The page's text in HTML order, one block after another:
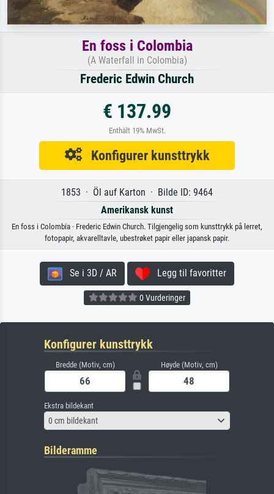
En foss i Colombia
(A Waterfall in Colombia)
Frederic Edwin Church
€ 137.99
Enthält 19% MwSt.
Konfigurer kunsttrykk
1853 · Öl auf Karton · Bilde ID: 9464
Amerikansk kunst
En foss i Colombia · Frederic Edwin Church. Tilgjengelig som kunsttrykk på lerret,
fotopapir, akvarelltavle, ubestrøket papir eller japansk papir.
Se i 3D / AR Legg til favoritter
0 Vurderinger
Konfigurer kunsttrykk
Bredde (Motiv, cm) Høyde (Motiv, cm)
Ekstra bildekant
0 cm bildekant
Bilderamme